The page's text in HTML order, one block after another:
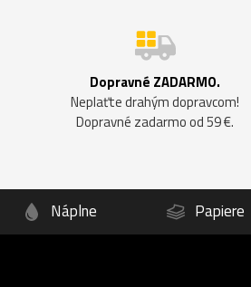
Dopravné ZADARMO.
Neplaťte drahým dopravcom!
Dopravné zadarmo od 59 €.
Náplne Papiere